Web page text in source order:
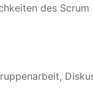
des